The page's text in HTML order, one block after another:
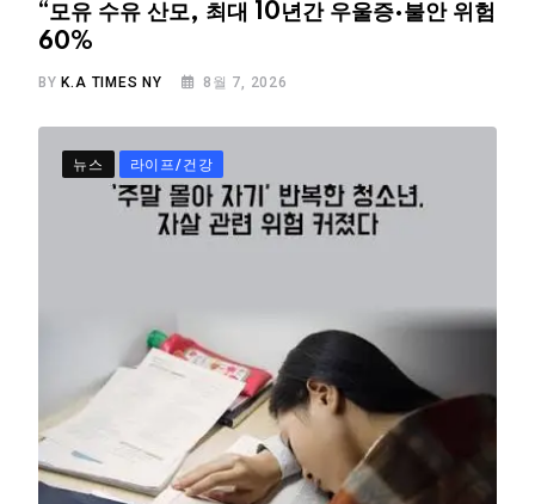
“모유 수유 산모, 최대 10년간 우울증·불안 위험
60%
BY K.A TIMES NY 8월 7, 2026
뉴스 라이프/건강